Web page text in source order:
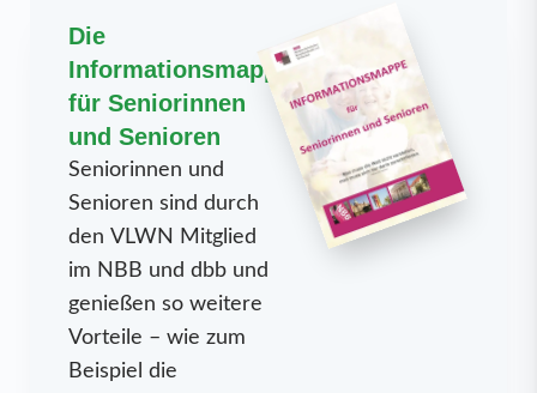
Die
Informationsmappe
für Seniorinnen
und Senioren
Seniorinnen und
Senioren sind durch
den VLWN Mitglied
im NBB und dbb und
genießen so weitere
Vorteile – wie zum
Beispiel die